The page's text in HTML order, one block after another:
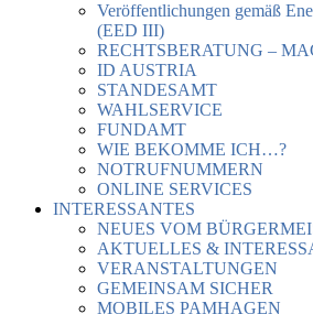
Veröffentlichungen gemäß
(EED III)
RECHTSBERATUNG –
ID AUSTRIA
STANDESAMT
WAHLSERVICE
FUNDAMT
WIE BEKOMME ICH…?
NOTRUFNUMMERN
ONLINE SERVICES
INTERESSANTES
NEUES VOM
AKTUELLES &
VERANSTALTUNGEN
GEMEINSAM SICHER
MOBILES PAMHAGEN